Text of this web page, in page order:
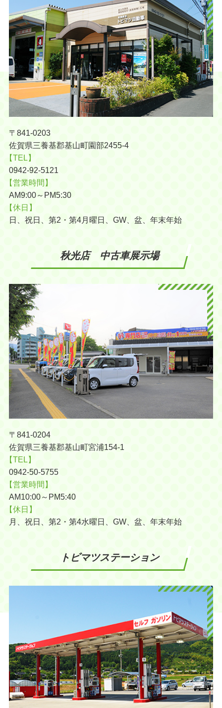
〒841-0203
佐賀県三養基郡基山町園部2455-4
【TEL】
0942-92-5121
【営業時間】
AM9:00～PM5:30
【休日】
日、祝日、第2・第4月曜日、GW、盆、年末年始
秋光店 中古車展示場
〒841-0204
佐賀県三養基郡基山町宮浦154-1
【TEL】
0942-50-5755
【営業時間】
AM10:00～PM5:40
【休日】
月、祝日、第2・第4水曜日、GW、盆、年末年始
トビマツステーション